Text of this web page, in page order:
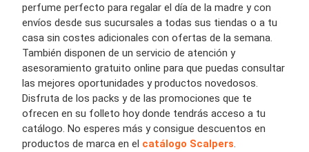
perfume perfecto para regalar el día de la madre y con
envíos desde sus sucursales a todas sus tiendas o a tu
casa sin costes adicionales con ofertas de la semana.
También disponen de un servicio de atención y
asesoramiento gratuito online para que puedas consultar
las mejores oportunidades y productos novedosos.
Disfruta de los packs y de las promociones que te
ofrecen en su folleto hoy donde tendrás acceso a tu
catálogo. No esperes más y consigue descuentos en
productos de marca en el catálogo Scalpers.